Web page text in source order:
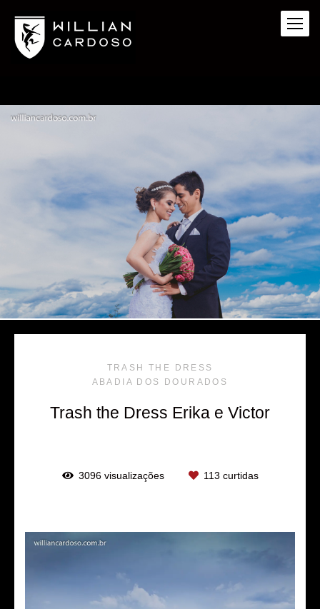
TRASH THE DRESS
ABADIA DOS DOURADOS
Trash the Dress Erika e Victor
3096visualizações 113 curtidas